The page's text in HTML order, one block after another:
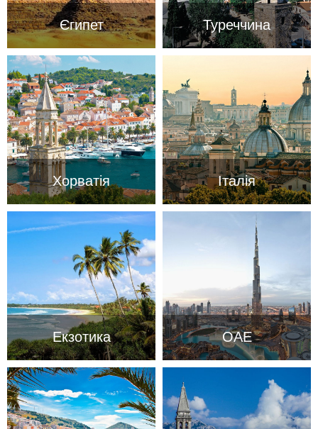
0800 33 01 80
zp_city@aventour.ua
Пн. - Пт. 9:00 - 18:00
Сб 10:00 - 15:00
Харків
вул. Сумська 77/79
+38 (067) 180-32-43,
+38 (099) 180-32-43,
+38 (093) 180-32-43
0800 33 01 80
kh_city@aventour.ua
Пн. - Пт. 9:00 - 18:00
Сб 10:00 - 15:00
Єгипет Туреччина
Хорватія Італія
Екзотика ОАЕ